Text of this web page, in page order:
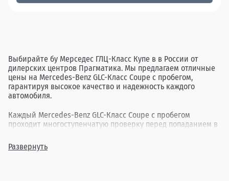
Выбирайте бу Мерседес ГЛЦ-Класс Купе в в России от
дилерских центров Прагматика. Мы предлагаем отличные
цены на Mercedes-Benz GLC-Класс Coupe с пробегом,
гарантируя высокое качество и надежность каждого
автомобиля.
Каждый Mercedes-Benz GLC-Класс Coupe с пробегом
проходит многоступенчатую проверку перед попаданием в
Наш ассортимент включает в себя различные
комплектации и года выпуска, позволяя найти идеальный
Развернуть